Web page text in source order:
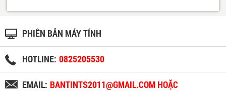
PHIÊN BẢN MÁY TÍNH
HOTLINE: 0825205530
EMAIL: BANTINTS2011@GMAIL.COM HOẶC